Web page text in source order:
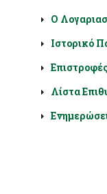
Ο
Ιστορικό
Λίστα